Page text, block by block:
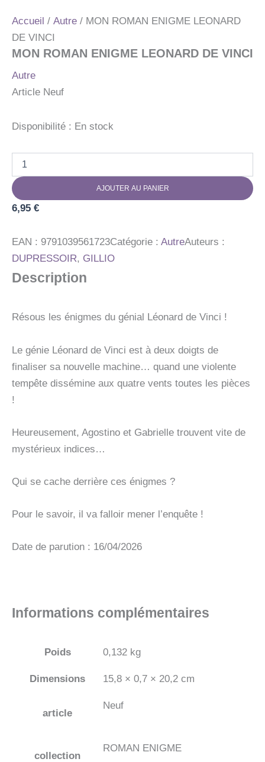
Accueil / Autre / MON ROMAN ENIGME LEONARD
DE VINCI
MON ROMAN ENIGME LEONARD DE VINCI
Autre
Article Neuf
Disponibilité : En stock
MON
ROMAN
ENIGME
VINCI
AJOUTER AU PANIER
6,95 €
EAN : 9791039561723Catégorie : AutreAuteurs :
DUPRESSOIR, GILLIO
Description
Résous les énigmes du génial Léonard de Vinci !
Le génie Léonard de Vinci est à deux doigts de
finaliser sa nouvelle machine… quand une violente
tempête dissémine aux quatre vents toutes les pièces
!
Heureusement, Agostino et Gabrielle trouvent vite de
mystérieux indices…
Qui se cache derrière ces énigmes ?
Pour le savoir, il va falloir mener l’enquête !
Date de parution : 16/04/2026
Informations complémentaires
Poids 0,132 kg
Dimensions 15,8 × 0,7 × 20,2 cm
article
Neuf
collection
ROMAN ENIGME